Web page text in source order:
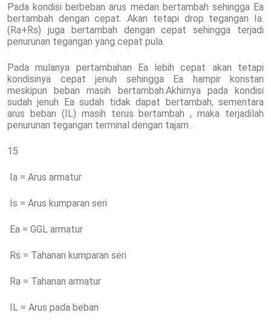
Pada kondisi berbeban arus medan bertambah sehingga Ea
bertambah dengan cepat. Akan tetapi drop tegangan Ia.
(Ra+Rs) juga bertambah dengan cepat sehingga terjadi
penurunan tegangan yang cepat pula.
Pada mulanya pertambahan Ea lebih cepat akan tetapi
kondisinya cepat jenuh sehingga Ea hampir konstan
meskipun beban masih bertambah.Akhirnya pada kondisi
sudah jenuh Ea sudah tidak dapat bertambah, sementara
arus beban (IL) masih terus bertambah , maka terjadilah
penurunan tegangan terminal dengan tajam .
15
Ia = Arus armatur
Is = Arus kumparan seri
Ea = GGL armatur
Rs = Tahanan kumparan seri
Ra = Tahanan armatur
IL = Arus pada beban